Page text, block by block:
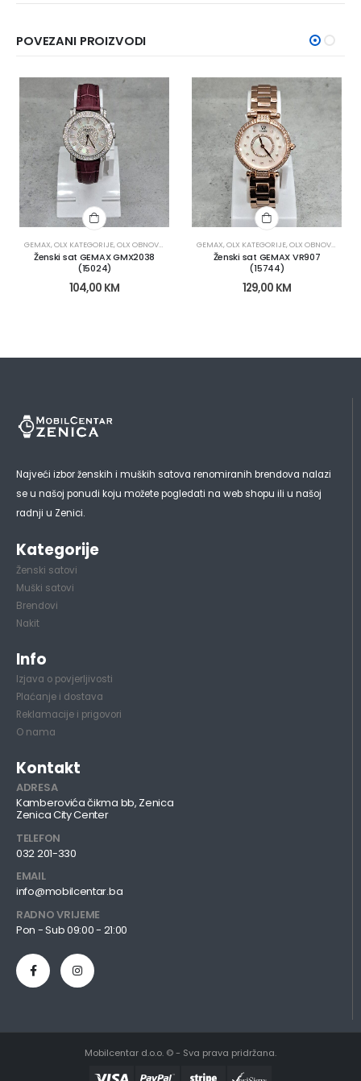
POVEZANI PROIZVODI
GEMAX,OLX KATEGORIJE,OLX OBNOVA ŽENSKI SATOVI
Ženski sat GEMAX GMX2038
(15024)
104,00 KM
GEMAX,OLX KATEGORIJE,OLX OBNOVA
Ženski sat GEMAX VR907
(15744)
129,00 KM
Najveći izbor ženskih i muških satova renomiranih brendova nalazi
se u našoj ponudi koju možete pogledati na web shopu ili u našoj
radnji u Zenici.
Kategorije
Ženski satovi
Muški satovi
Brendovi
Nakit
Info
Izjava o povjerljivosti
Plaćanje i dostava
Reklamacije i prigovori
O nama
Kontakt
ADRESA
Kamberovića čikma bb, Zenica
Zenica City Center
TELEFON
032 201-330
EMAIL
info@mobilcentar.ba
RADNO VRIJEME
Pon - Sub 09:00 - 21:00
Mobilcentar d.o.o. © - Sva prava pridržana.